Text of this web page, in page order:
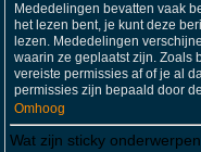
Mededelingen bevatten vaak
het lezen bent, je kunt deze
lezen. Mededelingen
waarin ze geplaatst zijn. Zoals
vereiste permissies af of je al
permissies zijn bepaald door
Omhoog
Wat zijn sticky